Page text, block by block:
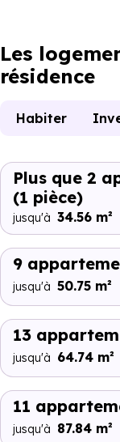
Les
résidence
Habiter
Plus que 2
(1 pièce)
jusqu'à 34.56 m²
9
jusqu'à 50.75 m²
13
jusqu'à 64.74 m²
11
jusqu'à 87.84 m²